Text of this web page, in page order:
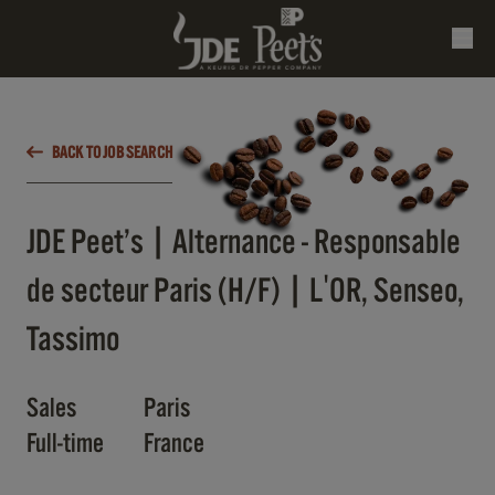
BACK TO JOB SEARCH
JDE Peet’s | Alternance - Responsable
de secteur Paris (H/F) | L'OR, Senseo,
Tassimo
Sales
Paris
Full-time
France